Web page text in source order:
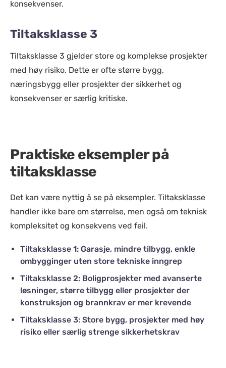
konsekvenser.
Tiltaksklasse 3
Tiltaksklasse 3 gjelder store og komplekse prosjekter
med høy risiko. Dette er ofte større bygg,
næringsbygg eller prosjekter der sikkerhet og
konsekvenser er særlig kritiske.
Praktiske eksempler på
tiltaksklasse
Det kan være nyttig å se på eksempler. Tiltaksklasse
handler ikke bare om størrelse, men også om teknisk
kompleksitet og konsekvens ved feil.
Tiltaksklasse 1: Garasje, mindre tilbygg, enkle
ombygginger uten store tekniske inngrep
Tiltaksklasse 2: Boligprosjekter med avanserte
løsninger, større tilbygg eller prosjekter der
konstruksjon og brannkrav er mer krevende
Tiltaksklasse 3: Store bygg, prosjekter med høy
risiko eller særlig strenge sikkerhetskrav